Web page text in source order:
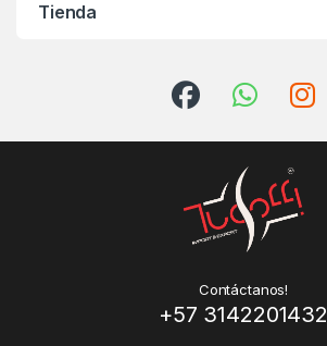
Tienda
Contáctanos!
+57 3142201432